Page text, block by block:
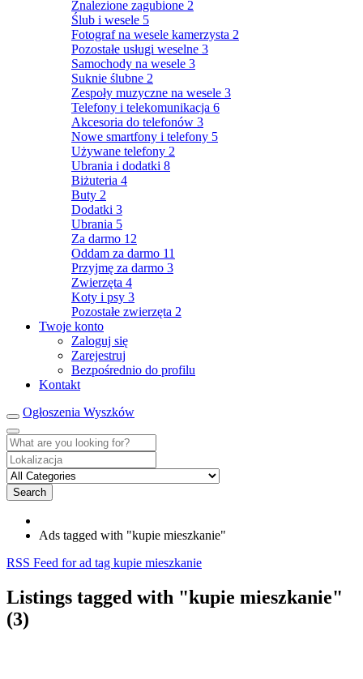
Znalezione zagubione 2
Ślub i wesele 5
Fotograf na wesele kamerzysta 2
Pozostałe usługi weselne 3
Samochody na wesele 3
Suknie ślubne 2
Zespoły muzyczne na wesele 3
Telefony i telekomunikacja 6
Akcesoria do telefonów 3
Nowe smartfony i telefony 5
Używane telefony 2
Ubrania i dodatki 8
Biżuteria 4
Buty 2
Dodatki 3
Ubrania 5
Za darmo 12
Oddam za darmo 11
Przyjmę za darmo 3
Zwierzęta 4
Koty i psy 3
Pozostałe zwierzęta 2
Twoje konto
Zaloguj się
Zarejestruj
Bezpośrednio do profilu
Kontakt
Ogłoszenia Wyszków
Search
Ads tagged with "kupie mieszkanie"
RSS Feed for ad tag kupie mieszkanie
Listings tagged with "kupie mieszkanie"
(3)